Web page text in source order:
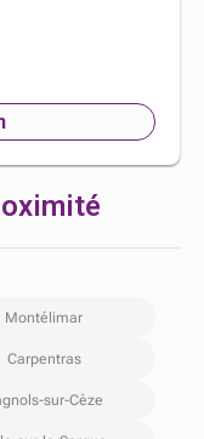
Montélimar
Carpentras
sur-Cèze